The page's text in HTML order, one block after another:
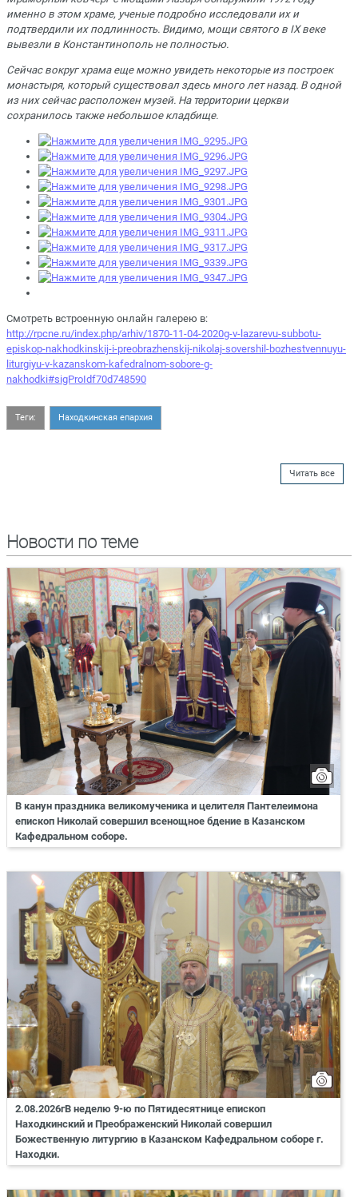
именно в этом храме, ученые подробно исследовали их и
подтвердили их подлинность. Видимо, мощи святого в IX веке
вывезли в Константинополь не полностью.
Сейчас вокруг храма еще можно увидеть некоторые из построек
монастыря, который существовал здесь много лет назад. В одной
из них сейчас расположен музей. На территории церкви
сохранилось также небольшое кладбище.
Смотреть встроенную онлайн галерею в:
http://rpcne.ru/index.php/arhiv/1870-11-04-2020g-v-lazarevu-subbotu-
episkop-nakhodkinskij-i-preobrazhenskij-nikolaj-sovershil-bozhestvennuyu-
liturgiyu-v-kazanskom-kafedralnom-sobore-g-
nakhodki#sigProIdf70d748590
Теги: Находкинская епархия
Читать все
Новости по теме
В канун праздника великомученика и целителя Пантелеимона
епископ Николай совершил всенощное бдение в Казанском
Кафедральном соборе.
2.08.2026гВ неделю 9-ю по Пятидесятнице епископ
Находкинский и Преображенский Николай совершил
Божественную литургию в Казанском Кафедральном соборе г.
Находки.